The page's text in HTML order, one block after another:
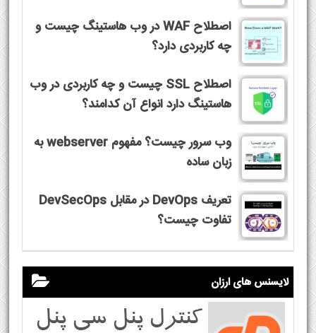
اصطلاح WAF در وب هاستینگ چیست و
چه کاربردی دارد؟
اصطلاح SSL چیست و چه کاربردی در وب
هاستینگ دارد انواع آن کدامند؟
وب سرور چیست؟ مفهوم webserver به
زبان ساده
تعریف DevOps در مقابل DevSecOps
تفاوت چیست؟
لایسنس های ارزان